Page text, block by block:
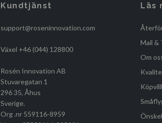
Kundtjänst
support@roseninnovation.com
Växel +46 (044) 128800
Rosén Innovation AB
Stuvaregatan 1
296 35, Åhus
Sverige.
Org .nr 559116-8959
Läs
Mail &
Om